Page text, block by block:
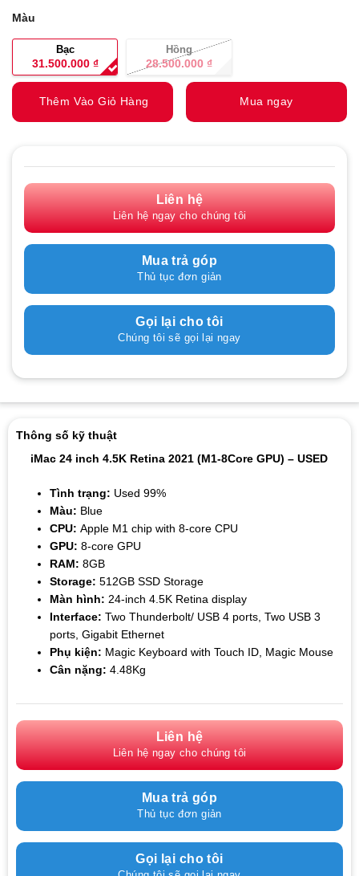
Màu
Bạc
31.500.000 ₫
Hồng
28.500.000 ₫
Thêm Vào Giỏ Hàng Mua ngay
Liên hệ
Liên hệ ngay cho chúng tôi
Mua trả góp
Thủ tục đơn giản
Gọi lại cho tôi
Chúng tôi sẽ gọi lại ngay
Thông số kỹ thuật
iMac 24 inch 4.5K Retina 2021 (M1-8Core GPU) – USED
Tình trạng: Used 99%
Màu: Blue
CPU: Apple M1 chip with 8‑core CPU
GPU: 8‑core GPU
RAM: 8GB
Storage: 512GB SSD Storage
Màn hình: 24-inch 4.5K Retina display
Interface: Two Thunderbolt/ USB 4 ports, Two USB 3
ports, Gigabit Ethernet
Phụ kiện: Magic Keyboard with Touch ID, Magic Mouse
Cân nặng: 4.48Kg
Liên hệ
Liên hệ ngay cho chúng tôi
Mua trả góp
Thủ tục đơn giản
Gọi lại cho tôi